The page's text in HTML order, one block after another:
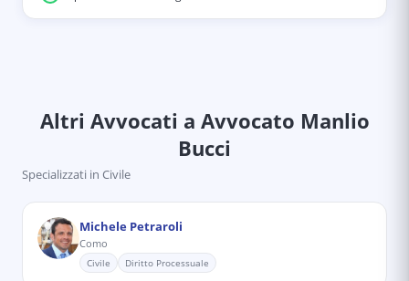
Altri Avvocati a Avvocato Manlio
Bucci
Specializzati in Civile
Michele Petraroli
Como
Civile Diritto Processuale